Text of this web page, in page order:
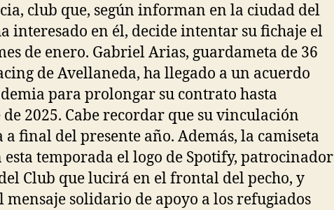
club que, según informan en la ciudad del
interesado en él, decide intentar su fichaje el
de enero. Gabriel Arias, guardameta de 36
de Avellaneda, ha llegado a un acuerdo
para prolongar su contrato hasta
2025. Cabe recordar que su vinculación
final del presente año. Además, la camiseta
esta temporada el logo de Spotify, patrocinador
Club que lucirá en el frontal del pecho, y
mensaje solidario de apoyo a los refugiados